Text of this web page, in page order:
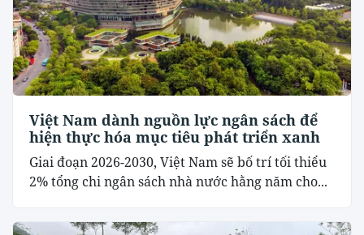
Việt Nam dành nguồn lực ngân sách để
hiện thực hóa mục tiêu phát triển xanh
Giai đoạn 2026-2030, Việt Nam sẽ bố trí tối thiểu
2% tổng chi ngân sách nhà nước hằng năm cho...